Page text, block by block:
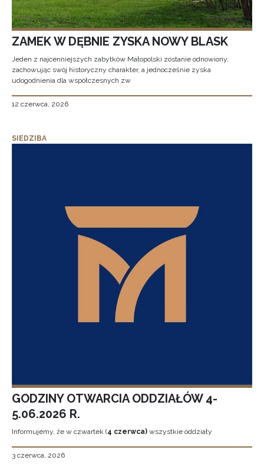
ZAMEK W DĘBNIE ZYSKA NOWY BLASK
Jeden z najcenniejszych zabytków Małopolski zostanie odnowiony,
zachowując swój historyczny charakter, a jednocześnie zyska
udogodnienia dla współczesnych zw
12 czerwca, 2026
SIEDZIBA
GODZINY OTWARCIA ODDZIAŁÓW 4-
5.06.2026 R.
Informujemy, że w czwartek (4 czerwca) wszystkie oddziały
3 czerwca, 2026